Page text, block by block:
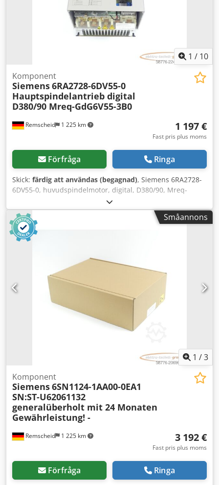
1 / 10
Remscheid 1 225 km
Komponent
Siemens6RA2728-6DV55-0
Hauptspindelantrieb digital
D380/90 Mreq-GdG6V55-3B0
1 197 €
Fast pris plus moms
Förfråga Ringa
Skick: färdig att användas (begagnad), Siemens 6RA2728-
6DV55-0, huvudspindelmotor, digital, D380/90, Mreq-
GdG6V55-3B0, begagnad, i gott skick, 100 % funktionell,
leveransomfång enligt bilder. Chodpfx Ajzqxw Tjk Hea
Småannons
1 /3
Remscheid 1 225 km
Komponent
Siemens6SN1124-1AA00-0EA1
SN:ST-U62061132
generalüberholt mit 24 Monaten
Gewährleistung! -
3 192 €
Fast pris plus moms
Förfråga Ringa